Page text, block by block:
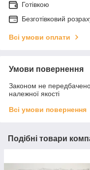
Готівкою
Безготівковий
Всі умови оплати
Умови повернення
Законом не
належної якості
Всі умови повернення
Подібні товари